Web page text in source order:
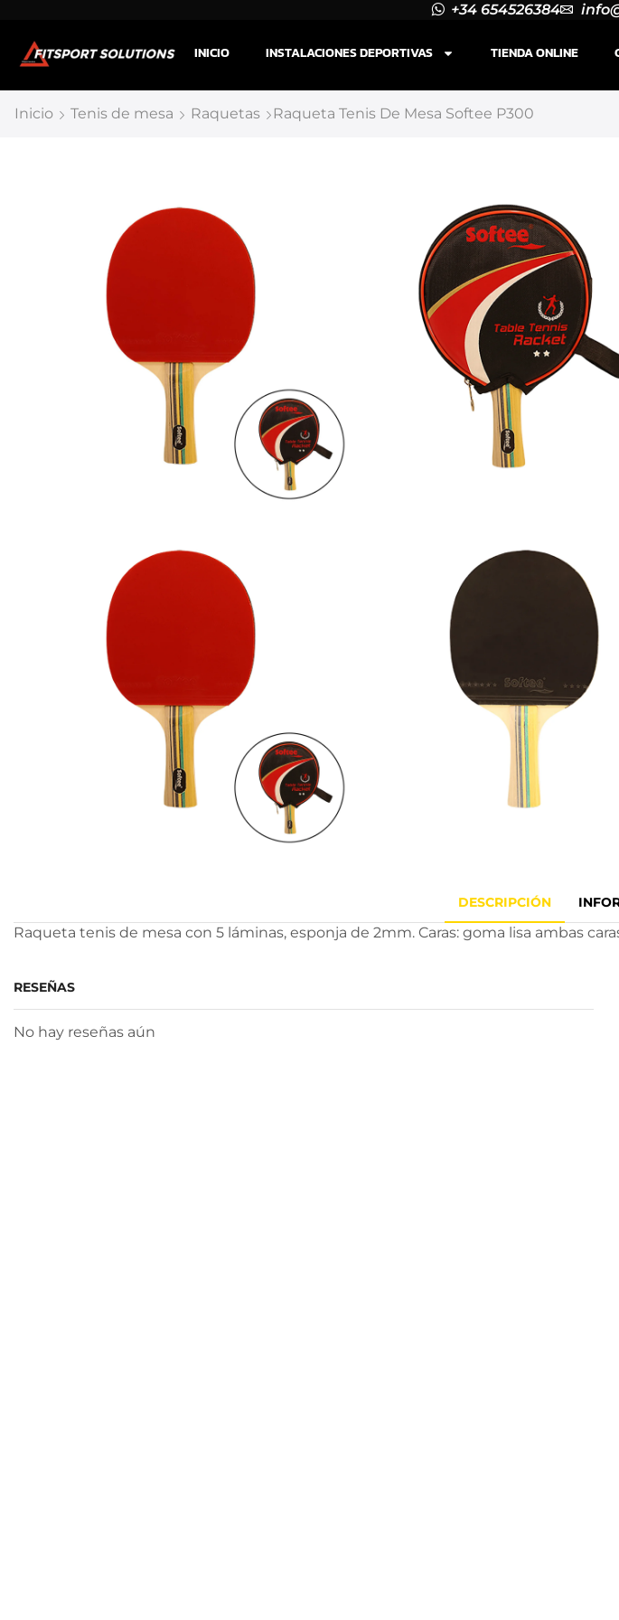
+34 654526384
INICIO INSTALACIONES DEPORTIVAS TIENDA ONLINE
Inicio Tenis de mesa Raquetas Raqueta Tenis De Mesa Softee P300
DESCRIPCIÓN
Raqueta tenis de mesa con 5 láminas, esponja de 2mm. Caras: goma lisa ambas
RESEÑAS
No hay reseñas aún